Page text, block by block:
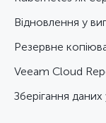
Відновлення у
Резервне
Veeam Cloud
Зберігання даних